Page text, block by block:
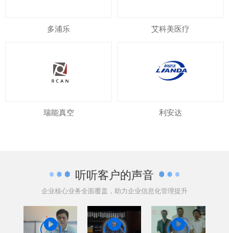
多浦乐 艾科美医疗
瑞能真空 利安达
听听客户的声音
企业核心业务全面覆盖，助力企业信息化管理提升
  